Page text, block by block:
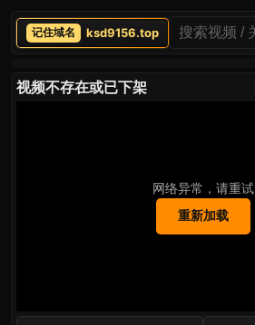
ksd9156.top
视频不存在或已下架
网络异常，请重试
重新加载